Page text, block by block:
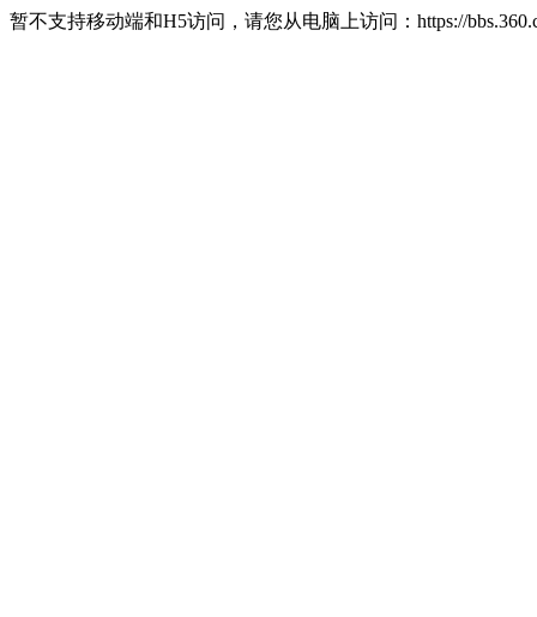
暂不支持移动端和H5访问，请您从电脑上访问：https://